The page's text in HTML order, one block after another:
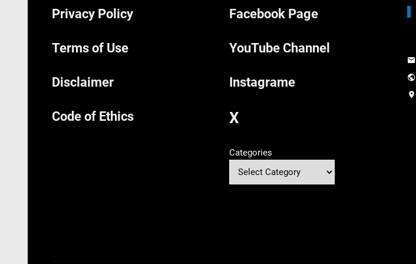
Privacy Policy
Terms of Use
Disclaimer
Code of Ethics
Facebook Page
YouTube Channel
Instagrame
X
Categories